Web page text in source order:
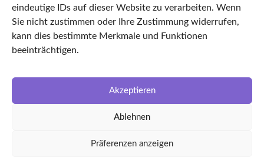
eindeutige IDs auf dieser Website zu verarbeiten. Wenn
Sie nicht zustimmen oder Ihre Zustimmung widerrufen,
kann dies bestimmte Merkmale und Funktionen
beeinträchtigen.
Akzeptieren
Ablehnen
Präferenzen anzeigen
Features
TimeLEAN Login
Über uns
Facebook
kvin Ingenieursgesellschaft